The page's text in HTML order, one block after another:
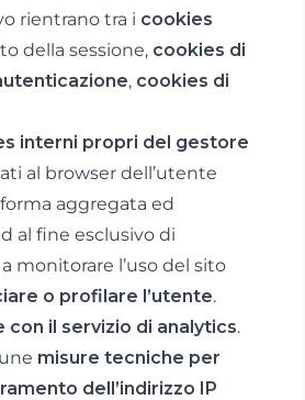
rientrano tra i cookies
della sessione, cookies di
, cookies di
interni propri del gestore
al browser dell’utente
aggregata ed
al fine esclusivo di
monitorare l’uso del sito
o profilare l’utente.
con il servizio di analytics.
misure tecniche per
dell’indirizzo IP